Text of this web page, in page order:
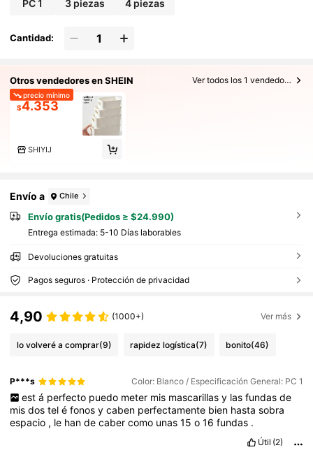
quillaje, soporte para brochas, organizador
galos de Navidad, ideas de regalo para mujer
es, decoración de habitación
PC 1 3 piezas 4 piezas
Cantidad:
Otros vendedores en SHEIN Ver todos los 1 vendedores
precio mínimo
$4.353
SHIYIJ
Envío a Chile
Envío gratis(Pedidos ≥ $24.990)
Entrega estimada: 5-10 Días laborables
Devoluciones gratuitas
Pagos seguros · Protección de privacidad
4,90 (1000+) Ver más
lo volveré a comprar(9) rapidez logística(7) bonito(46)
P***s Color: Blanco / Especificación General: PC 1
est á perfecto puedo meter mis mascarillas y las fundas de
misdosteléfonosycaben perfectamente bien hastasobra
espacio , le handecabercomo unas15o16fundas .
Útil (2)